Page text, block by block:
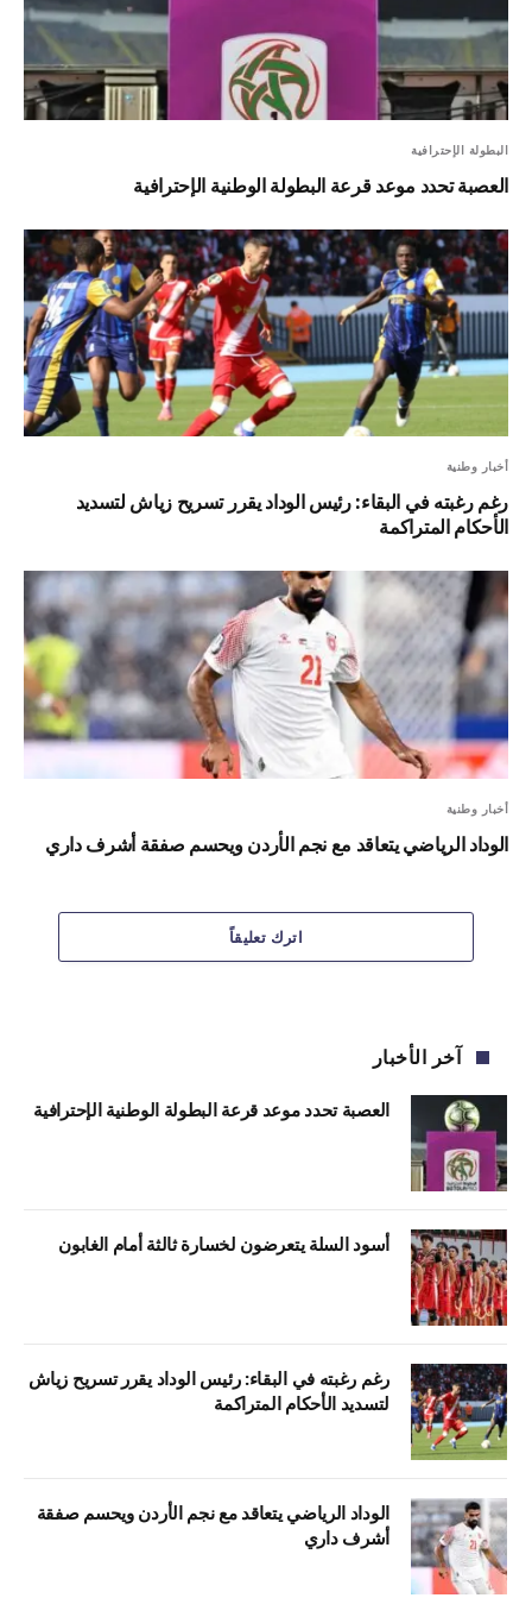
البطولة الإحترافية
العصبة تحدد موعد قرعة البطولة الوطنية الإحترافية
أخبار وطنية
رغم رغبته في البقاء: رئيس الوداد يقرر تسريح زياش لتسديد
الأحكام المتراكمة
أخبار وطنية
الوداد الرياضي يتعاقد مع نجم الأردن ويحسم صفقة أشرف داري
اترك تعليقاً
آخر الأخبار
العصبة تحدد موعد قرعة البطولة الوطنية الإحترافية
أسود السلة يتعرضون لخسارة ثالثة أمام الغابون
رغم رغبته في البقاء: رئيس الوداد يقرر تسريح زياش
لتسديد الأحكام المتراكمة
الوداد الرياضي يتعاقد مع نجم الأردن ويحسم صفقة
أشرف داري